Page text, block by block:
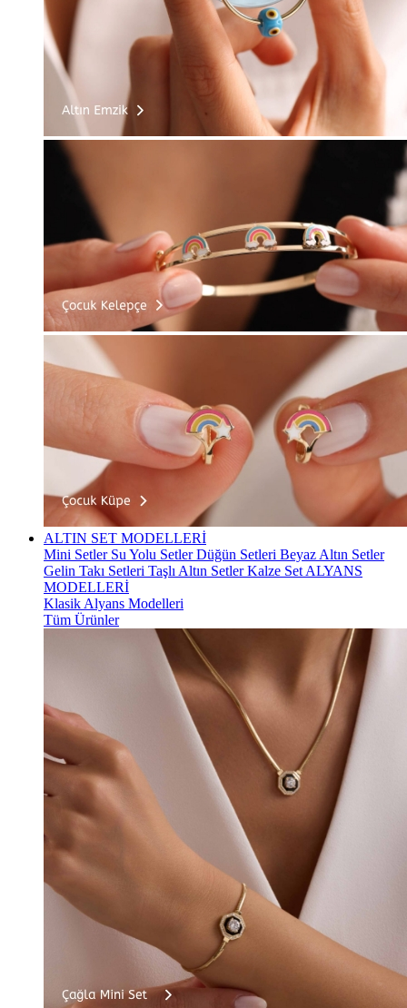
ALTIN SET MODELLERİ
Mini Setler Su Yolu SetlerDüğün Setleri Beyaz Altın Setler
Gelin Takı Setleri Taşlı Altın SetlerKalze Set ALYANS
MODELLERİ
Klasik Alyans Modelleri
Tüm Ürünler